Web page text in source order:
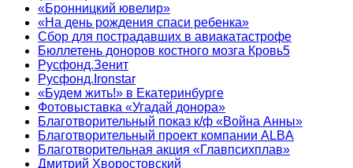
«Бронницкий ювелир»
«На день рождения спаси ребенка»
Сбор для пострадавших в авиакатастрофе
Бюллетень доноров костного мозга Кровь5
Русфонд.Зенит
Русфонд.Ironstar
«Будем жить!» в Екатеринбурге
Фотовыставка «Угадай донора»
Благотворительный показ к/ф «Война Анны»
Благотворительный проект компании ALBA
Благотворительная акция «Главпсихплав»
Дмитрий Хворостовский